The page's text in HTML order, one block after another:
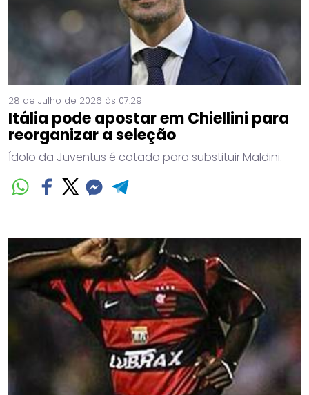
28 de Julho de 2026 às 07:29
Itália pode apostar em Chiellini para
reorganizar a seleção
Ídolo da Juventus é cotado para substituir Maldini.